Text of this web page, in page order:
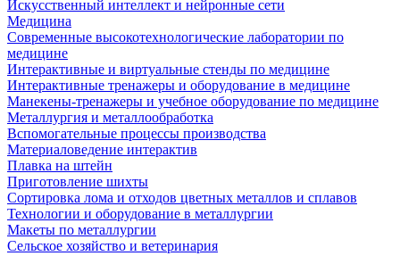
Искусственный интеллект и нейронные сети
Медицина
Современные высокотехнологические лаборатории по
медицине
Интерактивные и виртуальные стенды по медицине
Интерактивные тренажеры и оборудование в медицине
Манекены-тренажеры и учебное оборудование по медицине
Металлургия и металлообработка
Вспомогательные процессы производства
Материаловедение интерактив
Плавка на штейн
Приготовление шихты
Сортировка лома и отходов цветных металлов и сплавов
Технологии и оборудование в металлургии
Макеты по металлургии
Сельское хозяйство и ветеринария